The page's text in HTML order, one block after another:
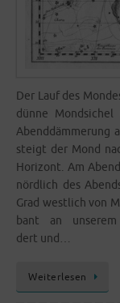
Der Lauf des
dün­ne
Abend­däm­me­rung
steigt der Mond
Hori­zont. Am
nörd­lich des
Grad west­lich von
bant an
dert und…
Wei­ter­le­sen